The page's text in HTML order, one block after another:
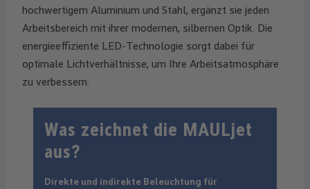
hochwertigem Aluminium und Stahl, ergänzt sie jeden
Arbeitsbereich mit ihrer modernen, silbernen Optik. Die
energieeffiziente LED-Technologie sorgt dabei für
optimale Lichtverhältnisse, um Ihre Arbeitsatmosphäre
zu verbessern.
Was zeichnet die MAULjet
aus?
Direkte und indirekte Beleuchtung für